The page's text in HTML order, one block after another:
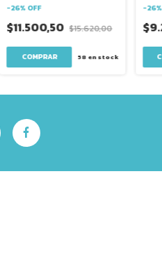
-26% OFF
$11.500,50 $15.620,00
58 en stock
-26